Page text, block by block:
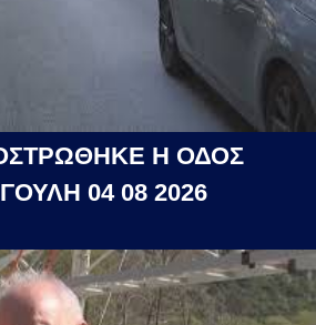
Η ΟΔΟΣ
04 08 2026